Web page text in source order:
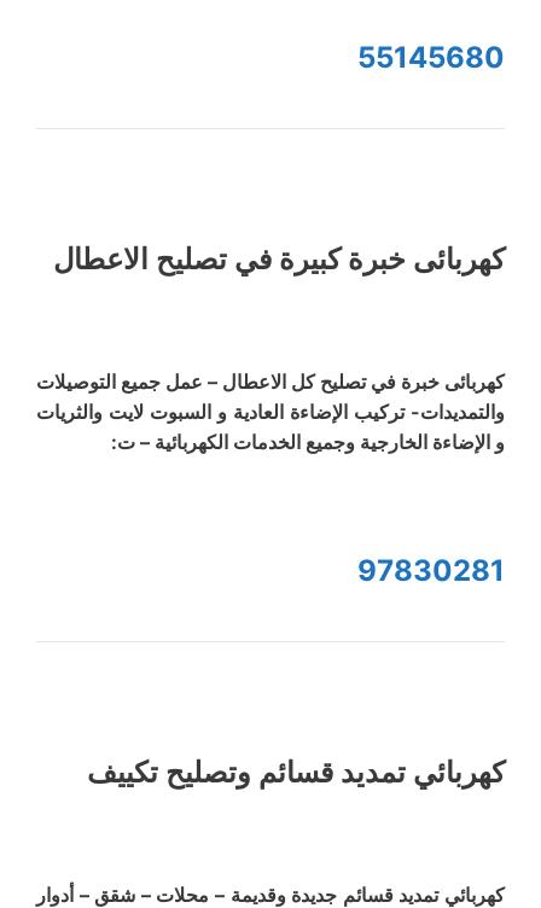
55145680
كهربائى خبرة كبيرة في تصليح الاعطال
كهربائى خبرة في تصليح كل الاعطال – عمل جميع التوصيلات
والتمديدات- تركيب الإضاءة العادية و السبوت لايت والثريات
و الإضاءة الخارجية وجميع الخدمات الكهربائية – ت:
97830281
كهربائي تمديد قسائم وتصليح تكييف
كهربائي تمديد قسائم جديدة وقديمة – محلات – شقق – أدوار